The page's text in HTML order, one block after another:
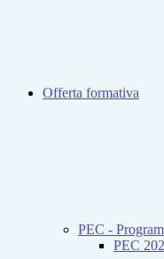
Offerta formativa
PEC -
PEC